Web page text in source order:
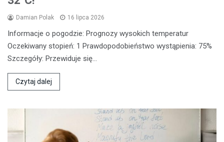
Damian Polak 16 lipca 2026
Informacje o pogodzie: Prognozy wysokich temperatur
Oczekiwany stopień: 1 Prawdopodobieństwo wystąpienia: 75%
Szczegóły: Przewiduje się…
Czytaj dalej